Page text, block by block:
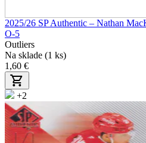
2025/26 SP Authentic – Nathan
O-5
Outliers
Na sklade (1 ks)
1,60 €
+2